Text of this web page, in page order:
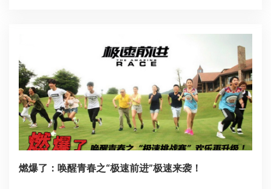
燃爆了：唤醒青春之“极速前进”极速来袭！